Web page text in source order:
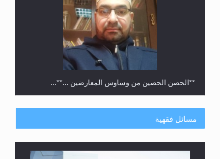
**الحصن الحصين من وساوس المعارضين ...**...
مسائل فقهية